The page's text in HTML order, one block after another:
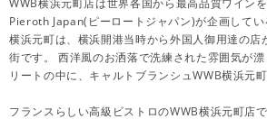
Pieroth Japan(ピーロートジャパン)が企画して
横浜元町は、横浜開港当時から外国人御用達の店
街です。 西洋風のお洒落で洗練された雰囲気が
リートの中に、キャルトブランシュWWB横浜元
フランスらしい高級ビストロのWWB横浜元町店